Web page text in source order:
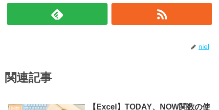
niel
関連記事
関数
【Excel】TODAY、NOW関数の使